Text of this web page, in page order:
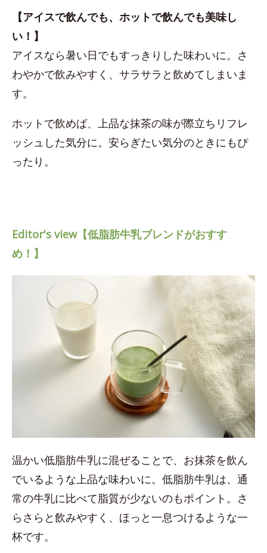
【アイスで飲んでも、ホットで飲んでも美味し
い！】
アイスなら暑い日でもすっきりした味わいに。さ
わやかで飲みやすく、サラサラと飲めてしまいま
す。
ホットで飲めば、上品な抹茶の味が際立ちリフレ
ッシュした気分に。安らぎたい気分のときにもぴ
ったり。
Editor's view【低脂肪牛乳ブレンドがおすす
め！】
温かい低脂肪牛乳に混ぜることで、お抹茶を飲ん
でいるような上品な味わいに。低脂肪牛乳は、通
常の牛乳に比べて脂質が少ないのもポイント。さ
らさらと飲みやすく、ほっと一息つけるような一
杯です。